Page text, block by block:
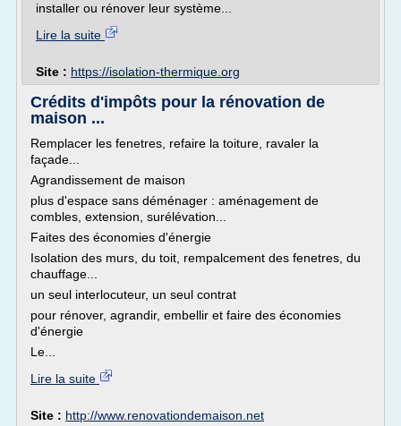
installer ou rénover leur système...
Lire la suite
Site : https://isolation-thermique.org
Crédits d'impôts pour la rénovation de
maison ...
Remplacer les fenetres, refaire la toiture, ravaler la
façade...
Agrandissement de maison
plus d'espace sans déménager : aménagement de
combles, extension, surélévation...
Faites des économies d'énergie
Isolation des murs, du toit, rempalcement des fenetres, du
chauffage...
un seul interlocuteur, un seul contrat
pour rénover, agrandir, embellir et faire des économies
d'énergie
Le...
Lire la suite
Site : http://www.renovationdemaison.net